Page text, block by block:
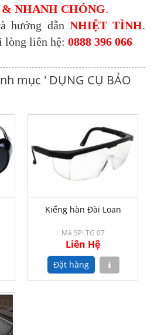
NHANH CHÓNG.
hướng dẫn NHIỆT TÌNH.
liên hệ: 0888 396 066
mục ' DỤNG CỤ BẢO
Kiếng hàn Đài Loan
Mã SP: TG 07
Liên Hệ